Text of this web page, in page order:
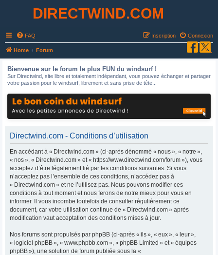
DIRECTWIND.COM
FAQ Connexion
Inscription
Home Forum
Bienvenue sur le forum le plus FUN du windsurf !
Sur Directwind, site libre et totalement indépendant, vous pouvez échanger et partager
votre passion pour le windsurf, librement et sans prise de tête...
Directwind.com - Conditions d’utilisation
En accédant à « Directwind.com » (ci-après dénommé « nous », « notre »,
« nos », « Directwind.com » et « https://www.directwind.com/forum »), vous
acceptez d’être légalement lié par les conditions suivantes. Si vous
n’acceptez pas l’ensemble de ces conditions, n’accédez pas à
« Directwind.com » et ne l’utilisez pas. Nous pouvons modifier ces
conditions à tout moment et nous ferons de notre mieux pour vous en
informer. Il vous incombe toutefois de consulter régulièrement ce
document, car votre utilisation continue de « Directwind.com » après
modification vaut acceptation des conditions mises à jour.
Nos forums sont propulsés par phpBB (ci-après « ils », « eux », « leur »,
« logiciel phpBB », « www.phpbb.com », « phpBB Limited » et « équipes
phpBB »), une solution de forum publiée sous la «